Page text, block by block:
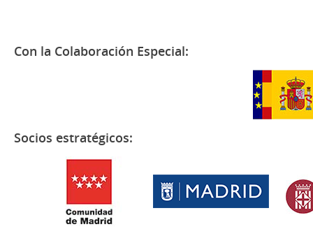
Con la Colaboración Especial:
Socios estratégicos: